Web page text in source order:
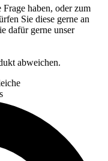
haben, oder zum
Sie diese gerne an
dafür gerne unser
abweichen.